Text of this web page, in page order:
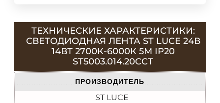
ТЕХНИЧЕСКИЕ ХАРАКТЕРИСТИКИ:
СВЕТОДИОДНАЯ ЛЕНТА ST LUCE 24В
14ВТ 2700К-6000К 5М IP20
ST5003.014.20CCT
ПРОИЗВОДИТЕЛЬ
ST LUCE